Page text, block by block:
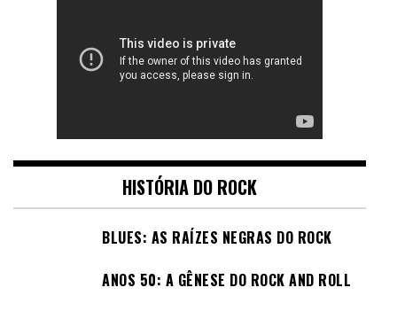
HISTÓRIA DO ROCK
BLUES: AS RAÍZES NEGRAS DO ROCK
ANOS 50: A GÊNESE DO ROCK AND ROLL